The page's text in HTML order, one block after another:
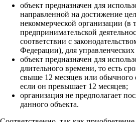
объект предназначен для
направленной на достижение
некоммерческой организации (в
предпринимательской
соответствии с
Федерации), для
объект предназначен для
длительного времени, то есть
свыше 12 месяцев или обычного
если он превышает 12 месяцев;
организация не предполагает
данного объекта.